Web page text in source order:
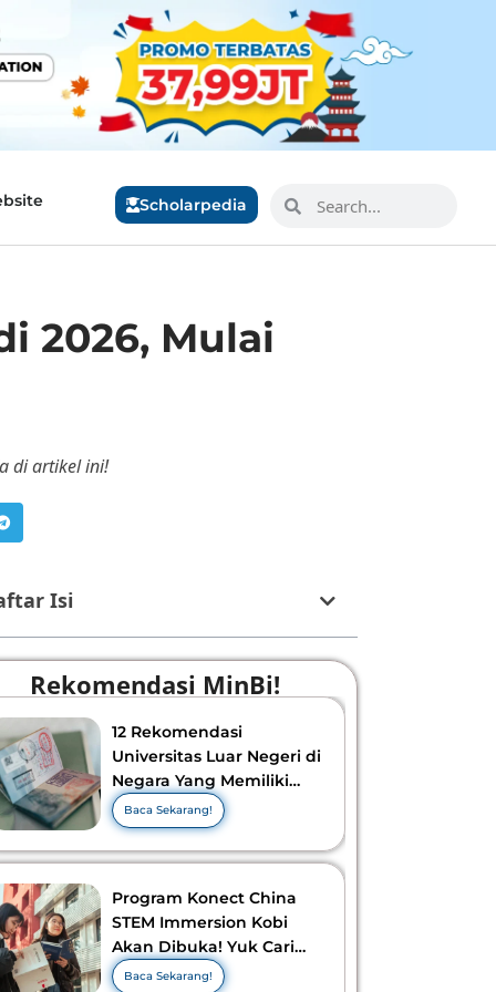
Scholarpedia
2026, Mulai
di artikel ini!
Isi
Rekomendasi MinBi!
12 Rekomendasi
Universitas Luar Negeri di
Negara Yang Memiliki
Visa Murah di 2026-2027!
Baca Sekarang!
Program Konect China
STEM Immersion Kobi
Akan Dibuka! Yuk Cari
Tahu Info Selengkapnya!
Baca Sekarang!